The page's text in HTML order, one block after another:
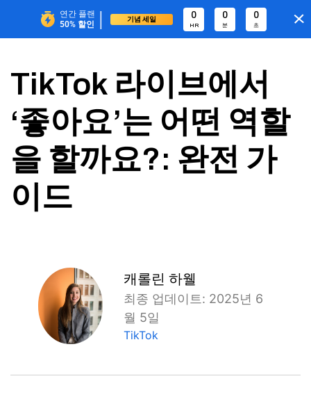
연간 플랜
50% 할인 | 기념 세일 0
HR
0
분
0
초
TikTok 라이브에서
‘좋아요’는 어떤 역할
을 할까요?: 완전 가
이드
캐롤린 하웰
최종 업데이트: 2025년 6
월 5일
TikTok